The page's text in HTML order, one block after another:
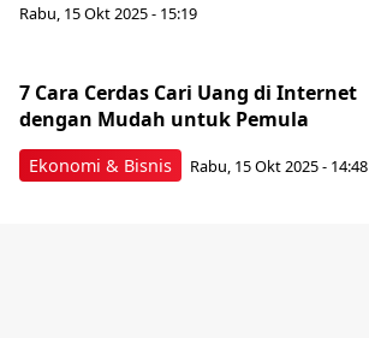
Rabu, 15 Okt 2025 - 15:19
Ekonomi & Bisnis
7 Cara Cerdas Cari Uang di Internet
dengan Mudah untuk Pemula
Rabu, 15 Okt 2025 - 14:48